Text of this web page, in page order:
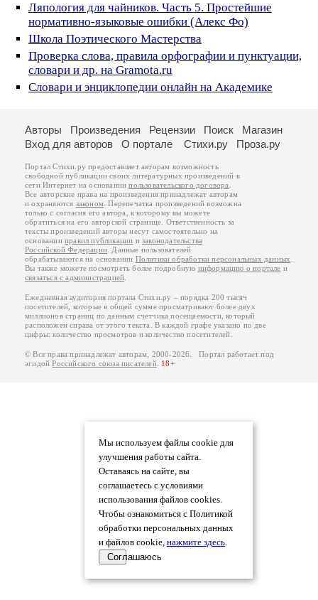
Ляпология для чайников. Часть 5. Простейшие
нормативно-языковые ошибки (Алекс Фо)
Школа Поэтического Мастерства
Проверка слова, правила орфографии и пунктуации,
словари и др. на Gramota.ru
Словари и энциклопедии онлайн на Академике
Мы используем файлы cookie для
улучшения работы сайта.
Оставаясь на сайте, вы
соглашаетесь с условиями
использования файлов cookies.
Чтобы ознакомиться с Политикой
обработки персональных данных
и файлов cookie, нажмите здесь.
Соглашаюсь
Авторы Произведения Рецензии Поиск
Магазин
Вход для авторов
О портале Стихи.ру Проза.ру
Портал Стихи.ру предоставляет авторам возможность
свободной публикации своих литературных произведений в
сети Интернет на основаниипользовательского договора
Все авторские права на произведения принадлежат авторам
и охраняются законом . Перепечатка произведений возможна
только с согласия его автора, к которому вы можете
обратиться на его авторской странице. Ответственность за
тексты произведений авторы несут самостоятельно на
основанииправил публикации изаконодательства
Российской Федерации . Данные пользователей
обрабатываются на основании Политики обработки персональных данных
Вы также можете посмотреть более подробную информацию о портале и
связаться с администрацией
Ежедневная аудитория портала Стихи.ру – порядка 200 тысяч
посетителей, которые в общей сумме просматривают более двух
миллионов страниц по данным счетчика посещаемости, который
расположен справа от этого текста. В каждой графе указано по две
цифры: количество просмотров и количество посетителей.
© Все права принадлежат авторам, 2000-2026. Портал работает под
эгидойРоссийского союза писателей. 18+